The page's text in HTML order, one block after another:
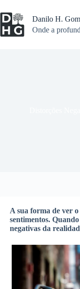
para
o
conteúdo
Danilo H.
Onde a
A sua forma de ver
sentimentos.
negativas da